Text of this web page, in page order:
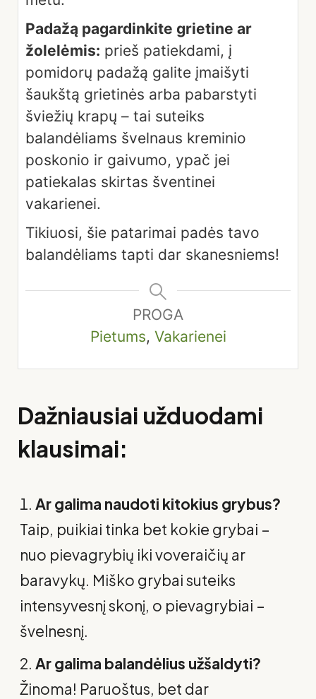
Padažą pagardinkite grietine ar
žolelėmis: prieš patiekdami, į
pomidorų padažą galite įmaišyti
šaukštą grietinės arba pabarstyti
šviežių krapų – tai suteiks
balandėliams švelnaus kreminio
poskonio ir gaivumo, ypač jei
patiekalas skirtas šventinei
vakarienei.
Tikiuosi, šie patarimai padės tavo
balandėliams tapti dar skanesniems!
PROGA
Pietums, Vakarienei
Dažniausiai užduodami
klausimai:
Ar galima naudoti kitokius grybus?
Taip, puikiai tinka bet kokie grybai –
nuo pievagrybių iki voveraičių ar
baravykų. Miško grybai suteiks
intensyvesnį skonį, o pievagrybiai –
švelnesnį.
Ar galima balandėlius užšaldyti?
Žinoma! Paruoštus, bet dar